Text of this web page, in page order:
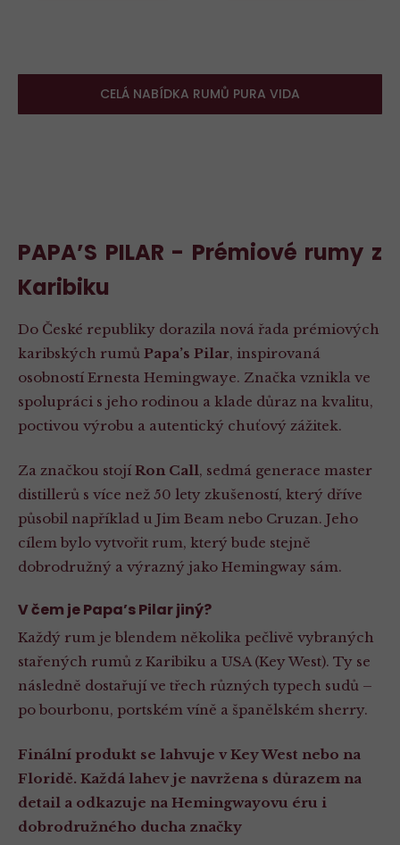
CELÁ NABÍDKA RUMŮ PURA VIDA
PAPA’S PILAR - Prémiové rumy z
Karibiku
Do České republiky dorazila nová řada prémiových
karibských rumů Papa’s Pilar, inspirovaná
osobností Ernesta Hemingwaye. Značka vznikla ve
spolupráci s jeho rodinou a klade důraz na kvalitu,
poctivou výrobu a autentický chuťový zážitek.
Za značkou stojí Ron Call, sedmá generace master
distillerů s více než 50 lety zkušeností, který dříve
působil například u Jim Beam nebo Cruzan. Jeho
cílem bylo vytvořit rum, který bude stejně
dobrodružný a výrazný jako Hemingway sám.
V čem je Papa’s Pilar jiný?
Každý rum je blendem několika pečlivě vybraných
stařených rumů z Karibiku a USA (Key West). Ty se
následně dostařují ve třech různých typech sudů –
po bourbonu, portském víně a španělském sherry.
Finální produkt se lahvuje v Key West nebo na
Floridě. Každá lahev je navržena s důrazem na
detail a odkazuje na Hemingwayovu éru i
dobrodružného ducha značky